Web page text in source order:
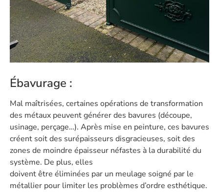
Ébavurage :
Mal maîtrisées, certaines opérations de transformation
des métaux peuvent générer des bavures (découpe,
usinage, perçage…). Après mise en peinture, ces bavures
créent soit des surépaisseurs disgracieuses, soit des
zones de moindre épaisseur néfastes à la durabilité du
système. De plus, elles
doivent être éliminées par un meulage soigné par le
métallier pour limiter les problèmes d’ordre esthétique.